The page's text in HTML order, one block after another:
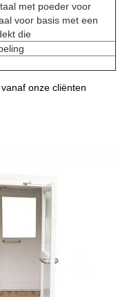
met poeder voor
voor basis met een
die
onze cliënten